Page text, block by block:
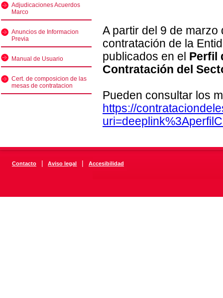
Adjudicaciones Acuerdos
Marco
Anuncios de Informacion
Previa
Manual de Usuario
Cert. de composicion de las
mesas de contratacion
A partir del 9 de
contratación de la
publicados en el Perfil
Contratación del
Pueden consultar los
https://
Contacto | Aviso legal | Accesibilidad